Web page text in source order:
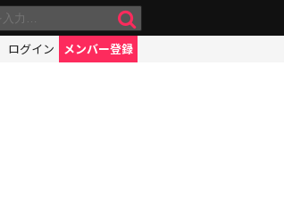
ログイン メンバー登録